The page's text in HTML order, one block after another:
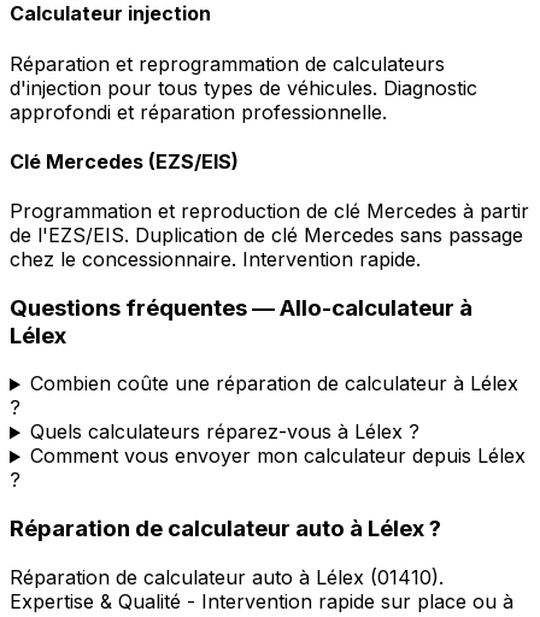
Calculateur injection
Réparation et reprogrammation de calculateurs
d'injection pour tous types de véhicules. Diagnostic
approfondi et réparation professionnelle.
Clé Mercedes (EZS/EIS)
Programmation et reproduction de clé Mercedes à partir
de l'EZS/EIS. Duplication de clé Mercedes sans passage
chez le concessionnaire. Intervention rapide.
Questions fréquentes —Allo-calculateur à
Lélex
Combien coûte une réparation de calculateur à Lélex
?
Quels calculateurs réparez-vous à Lélex ?
Comment vous envoyer mon calculateur depuis Lélex
?
Réparation de calculateur auto à Lélex?
Réparation de calculateur auto à Lélex (01410).
Expertise & Qualité - Intervention rapide sur place ou à